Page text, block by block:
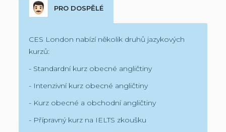
PRO DOSPĚLÉ
CES London nabízí několik druhů jazykových
kurzů:
- Standardní kurz obecné angličtiny
- Intenzivní kurz obecné angličtiny
- Kurz obecné a obchodní angličtiny
- Přípravný kurz na IELTS zkoušku